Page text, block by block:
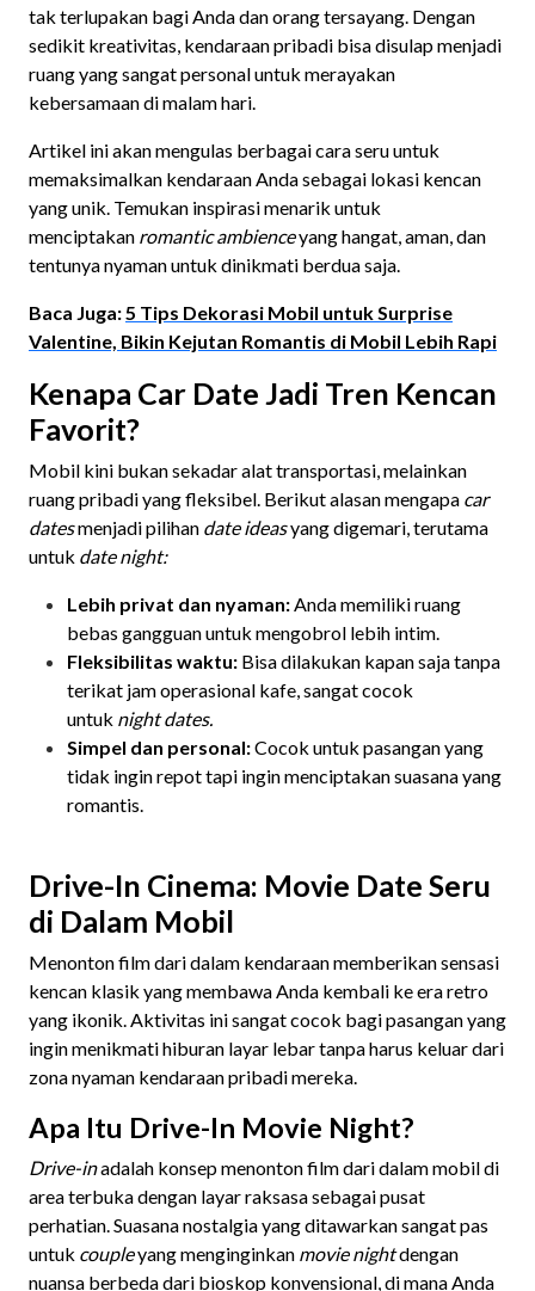
tak terlupakan bagi Anda dan orang tersayang. Dengan
sedikit kreativitas, kendaraan pribadi bisa disulap menjadi
ruang yang sangat personal untuk merayakan
kebersamaan di malam hari.
Artikel ini akan mengulas berbagai cara seru untuk
memaksimalkan kendaraan Anda sebagai lokasi kencan
yang unik. Temukan inspirasi menarik untuk
menciptakan romantic ambienceyang hangat, aman, dan
tentunya nyaman untuk dinikmati berdua saja.
Baca Juga: 5 Tips Dekorasi Mobil untuk Surprise
Valentine, Bikin Kejutan Romantis di Mobil Lebih Rapi
Kenapa Car Date Jadi Tren Kencan
Favorit?
Mobil kini bukan sekadar alat transportasi, melainkan
ruang pribadi yang fleksibel. Berikut alasan mengapa car
datesmenjadi pilihan date ideasyang digemari, terutama
untuk date night:
Lebih privat dan nyaman: Anda memiliki ruang
bebas gangguan untuk mengobrol lebih intim.
Fleksibilitas waktu: Bisa dilakukan kapan saja tanpa
terikat jam operasional kafe, sangat cocok
untuk night dates.
Simpel dan personal:Cocok untuk pasangan yang
tidak ingin repot tapi ingin menciptakan suasana yang
romantis.
Drive-In Cinema: Movie Date Seru
di Dalam Mobil
Menonton film dari dalam kendaraan memberikan sensasi
kencan klasik yang membawa Anda kembali ke era retro
yang ikonik. Aktivitas ini sangat cocok bagi pasangan yang
ingin menikmati hiburan layar lebar tanpa harus keluar dari
zona nyaman kendaraan pribadi mereka.
Apa Itu Drive-In Movie Night?
Drive-inadalah konsep menonton film dari dalam mobil di
area terbuka dengan layar raksasa sebagai pusat
perhatian. Suasana nostalgia yang ditawarkan sangat pas
untuk coupleyang menginginkan movie nightdengan
nuansa berbeda dari bioskop konvensional, di mana Anda